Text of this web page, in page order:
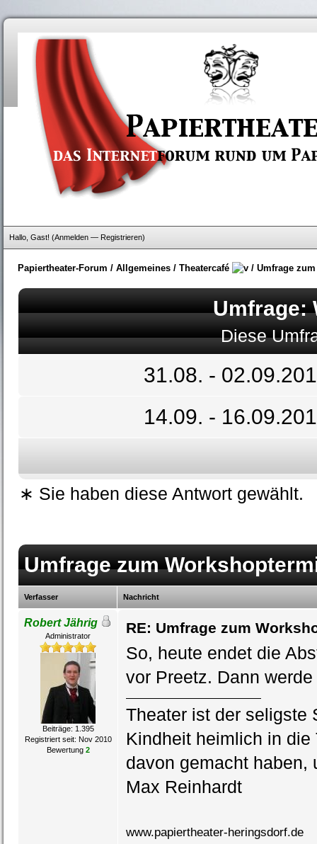
Hallo, Gast! (Anmelden — Registrieren)
Papiertheater-Forum / Allgemeines / Theatercafé / Umfrage
Umfrage:
Diese
31.08. -
14.09. -
∗ Sie haben diese Antwort gewählt.
Umfrage zum
Verfasser Nachricht
Robert Jährig
Administrator
Beiträge: 1.395
Registriert seit: Nov 2010
Bewertung 2
RE: Umfrage zum
So, heute endet die
vor Preetz. Dann
Theater ist der seligste
Kindheit heimlich in
davon gemacht haben,
Max Reinhardt
www.papiertheater-heringsdorf.de